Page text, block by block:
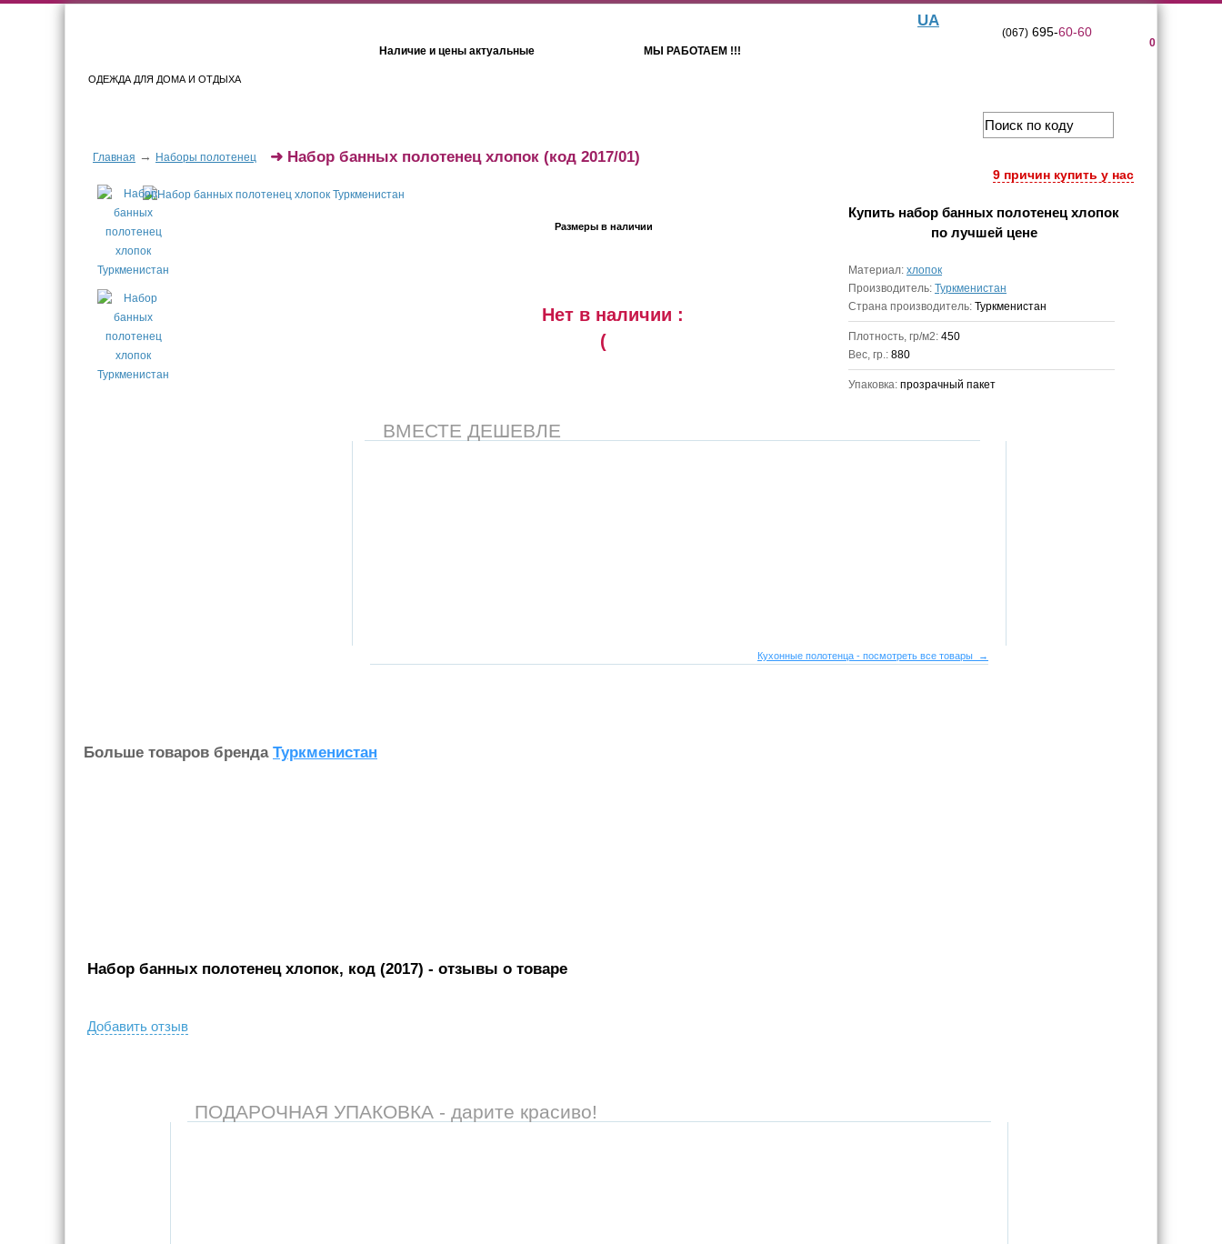
ОДЕЖДА ДЛЯ ДОМА И ОТДЫХА
Наличие и цены актуальные МЫ РАБОТАЕМ !!!
UA
0
(067)695-60-60
Главная → Наборы полотенец
9 причин купить у нас
➜ Набор банных полотенец хлопок (код 2017/01)
Размеры в наличии
Нет в наличии :
(
Купить набор банных полотенец хлопок
по лучшей цене
Материал: хлопок
Производитель: Туркменистан
Страна производитель: Туркменистан
Плотность, гр/м2: 450
Вес, гр.: 880
Упаковка: прозрачный пакет
ВМЕСТЕ ДЕШЕВЛЕ
Кухонные полотенца - посмотреть все товары →
Больше товаров бренда Туркменистан
Набор банных полотенец хлопок, код (2017) - отзывы о товаре
Добавить отзыв
ПОДАРОЧНАЯ УПАКОВКА - дарите красиво!